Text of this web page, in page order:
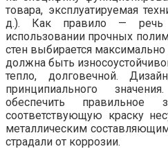
товара, эксплуатируемая
д.). Как правило —
использовании прочных
стен выбирается
должна быть
тепло, долговечной.
принципиального
обеспечить правильное
соответствующую краску
металлическим
страдали от коррозии.